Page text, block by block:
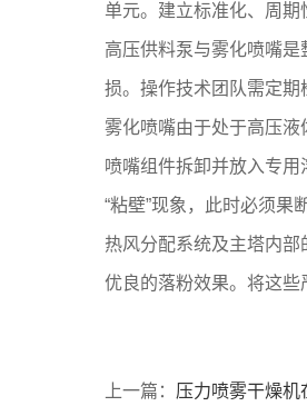
单元。建立标准化、周期
高压供料泵与雾化喷嘴
损。操作技术团队需定期
雾化喷嘴由于处于高压
喷嘴组件拆卸并放入专
“粘壁”现象，此时必须果
热风分配系统及主塔内
优良的落粉效果。将这些
上一篇： 压力喷雾干燥机